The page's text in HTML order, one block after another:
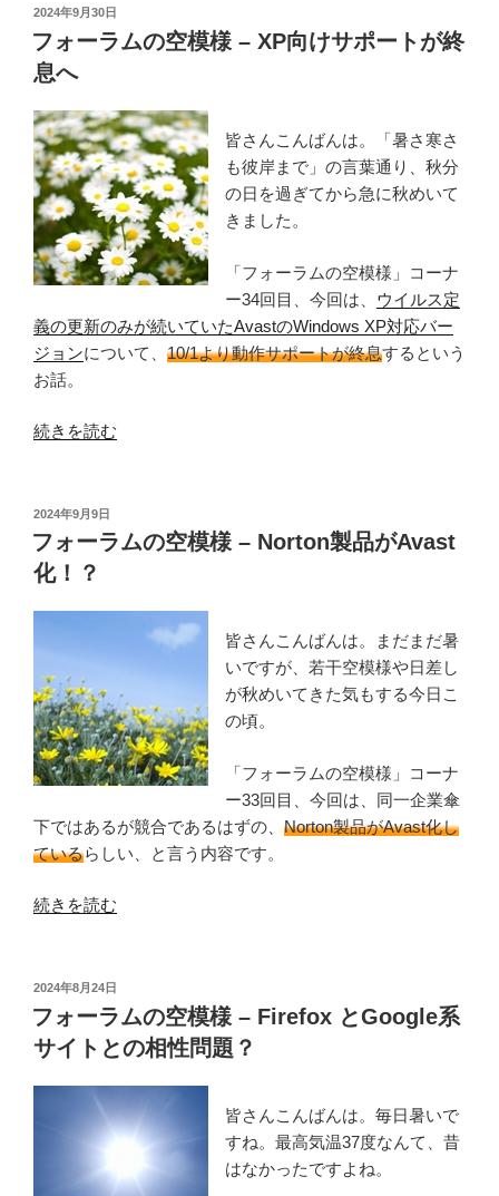
イ
フ
ー
ル”
の
投
稿
日:
2024年9月30日
フォーラムの空模様 – XP向けサポートが終
息へ
皆さんこんばんは。「暑さ寒さ
も彼岸まで」の言葉通り、秋分
の日を過ぎてから急に秋めいて
きました。
「フォーラムの空模様」コーナ
ー34回目、今回は、 ウイルス定
義の更新のみが続いていたAvastのWindows XP対応バー
ジョンについて、 10/1より動作サポートが終息するという
お話。
“フ
ラ
ム
の
空
模
XP
向
け
サ
ー
ト
終
の
続きを読む
投
稿
日:
2024年9月9日
フォーラムの空模様 – Norton製品がAvast
化！？
皆さんこんばんは。まだまだ暑
いですが、若干空模様や日差し
が秋めいてきた気もする今日こ
の頃。
「フォーラムの空模様」コーナ
ー33回目、今回は、同一企業傘
下ではあるが競合であるはずの、 Norton製品がAvast化し
ているらしい、と言う内容です。
“フ
ラ
ム
の
空
模
続きを読む
投
稿
日:
2024年8月24日
フォーラムの空模様 – Firefox とGoogle系
サイトとの相性問題？
皆さんこんばんは。毎日暑いで
すね。最高気温37度なんて、昔
はなかったですよね。